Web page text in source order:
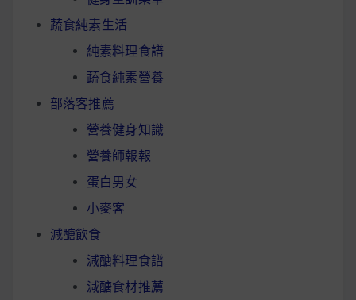
蔬食純素生活
純素料理食譜
蔬食純素營養
部落客推薦
營養健身知識
營養師報報
蛋白男女
小麥客
減醣飲食
減醣料理食譜
減醣食材推薦